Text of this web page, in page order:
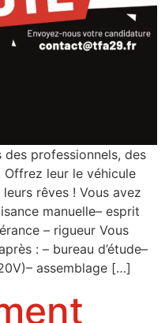
professionnels, des
leur le véhicule
rêves ! Vous avez
manuelle– esprit
– rigueur Vous
: – bureau d’étude–
assemblage […]